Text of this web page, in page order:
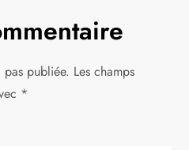
pas publiée. Les champs
*